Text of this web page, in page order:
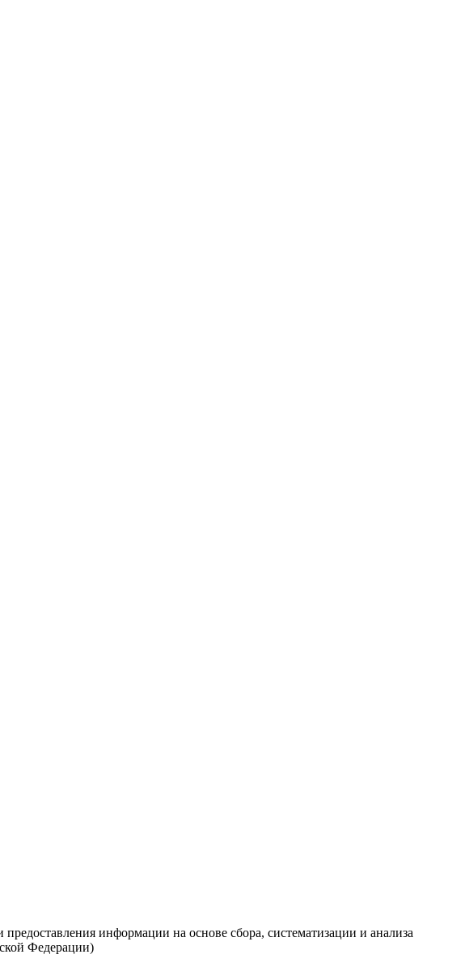
информации на основе сбора, систематизации и анализа
Федерации)